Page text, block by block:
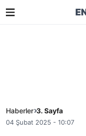
Haberler 3. Sayfa
04 Şubat 2025 - 10:07